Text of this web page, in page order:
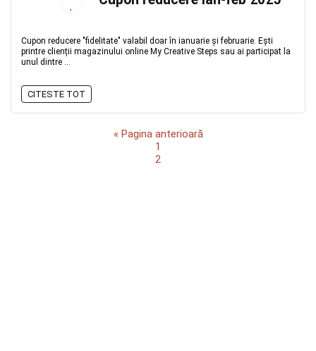
Cupon reducere "fidelitate" valabil doar în ianuarie și februarie. Ești
printre clienții magazinului online My Creative Steps sau ai participat la
unul dintre ...
CITESTE TOT
« Pagina anterioară
1
2